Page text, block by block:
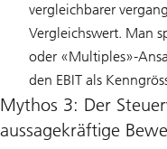
vergleichbarer
Vergleichswert. Man
oder «Multiples»-
den EBIT als
Mythos 3: Der
aussagekräftige